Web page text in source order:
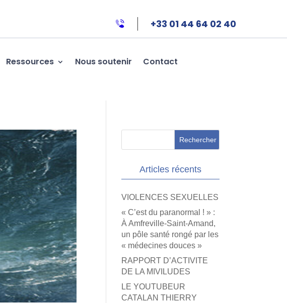
+33 01 44 64 02 40
Ressources Nous soutenir Contact
Articles récents
VIOLENCES SEXUELLES
« C’est du paranormal ! » :
À Amfreville-Saint-Amand,
un pôle santé rongé par les
« médecines douces »
RAPPORT D’ACTIVITE
DE LA MIVILUDES
LE YOUTUBEUR
CATALAN THIERRY